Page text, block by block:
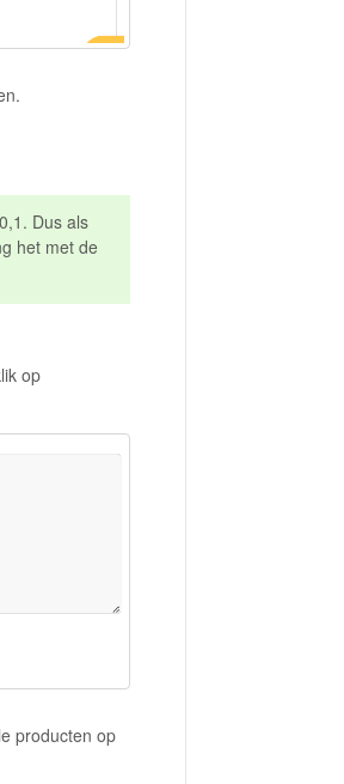
Dus als
het met de
op
producten op